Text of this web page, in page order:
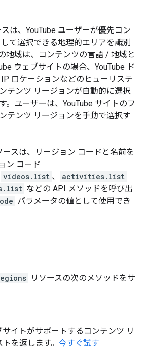
スは、YouTube ユーザーが優先コン
て選択できる地理的エリアを識別
地域は、コンテンツの言語 / 地域と
ウェブサイトの場合、YouTube ド
ロケーションなどのヒューリステ
テンツ リージョンが自動的に選択
。ユーザーは、YouTube サイトのフ
テンツ リージョンを手動で選択す
ースは、リージョン コードと名前を
ン コード
videos.list 、
activities.list
などの API メソッドを呼び出
パラメータの値として使用でき
リソースの次のメソッドをサ
サイトがサポートするコンテンツ リ
を返します。 今すぐ試す